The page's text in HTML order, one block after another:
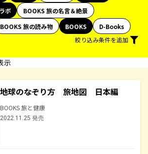
ボ
BOOKS 旅の名言＆絶景
BOOKS 旅の読み物 BOOKS
D-Books
絞り込み条件を追加
示
地球のなぞり方 旅地図 日本編
BOOKS 旅と健康
2022.11.25 発売